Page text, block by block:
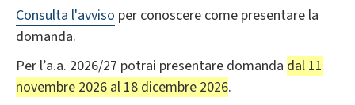
Consulta l'avviso per conoscere come presentare la
domanda.
Per l’a.a. 2026/27 potrai presentare domanda dal 11
novembre 2026 al 18 dicembre 2026.